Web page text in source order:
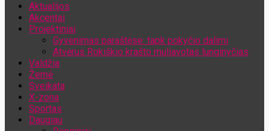
Aktualijos
Akcentai
Projektiniai
Gyvenimas paraštėse: tapk pokyčio dalimi
Atvėrus Rokiškio krašto muliavotas lunginyčias
Valdžia
Žemė
Sveikata
X-zona
Sportas
Daugiau